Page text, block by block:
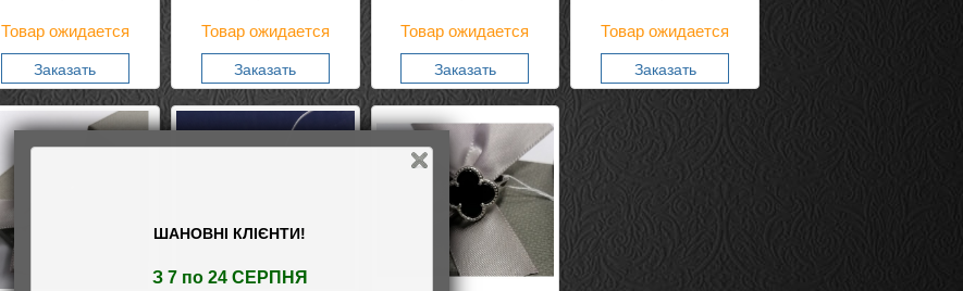
ШАНОВНІ КЛІЄНТИ!
З 7 по 24 СЕРПНЯ
Товар ожидается
Заказать
Товар ожидается
Заказать
Товар ожидается
Заказать
Товар ожидается
Заказать